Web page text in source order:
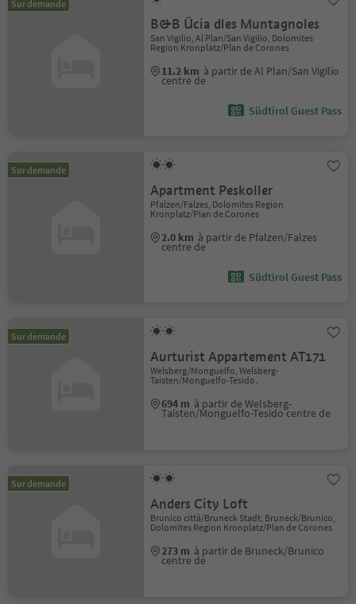
Sur demande
B&B Ücia dles Muntagnoles
San Vigilio, Al Plan/San Vigilio, Dolomites
Region Kronplatz/Plan de Corones
11.2 km à partir de Al Plan/San Vigilio
centre de
Südtirol Guest Pass
Sur demande
Apartment Peskoller
Pfalzen/Falzes, Dolomites Region
Kronplatz/Plan de Corones
2.0 km à partir de Pfalzen/Falzes
centre de
Südtirol Guest Pass
Sur demande
Aurturist Appartement AT171
Welsberg/Monguelfo, Welsberg-
Taisten/Monguelfo-Tesido,
694 m à partir de Welsberg-
Taisten/Monguelfo-Tesido centre de
Sur demande
Anders City Loft
Brunico città/Bruneck Stadt, Bruneck/Brunico,
Dolomites Region Kronplatz/Plan de Corones
273 m à partir de Bruneck/Brunico
centre de